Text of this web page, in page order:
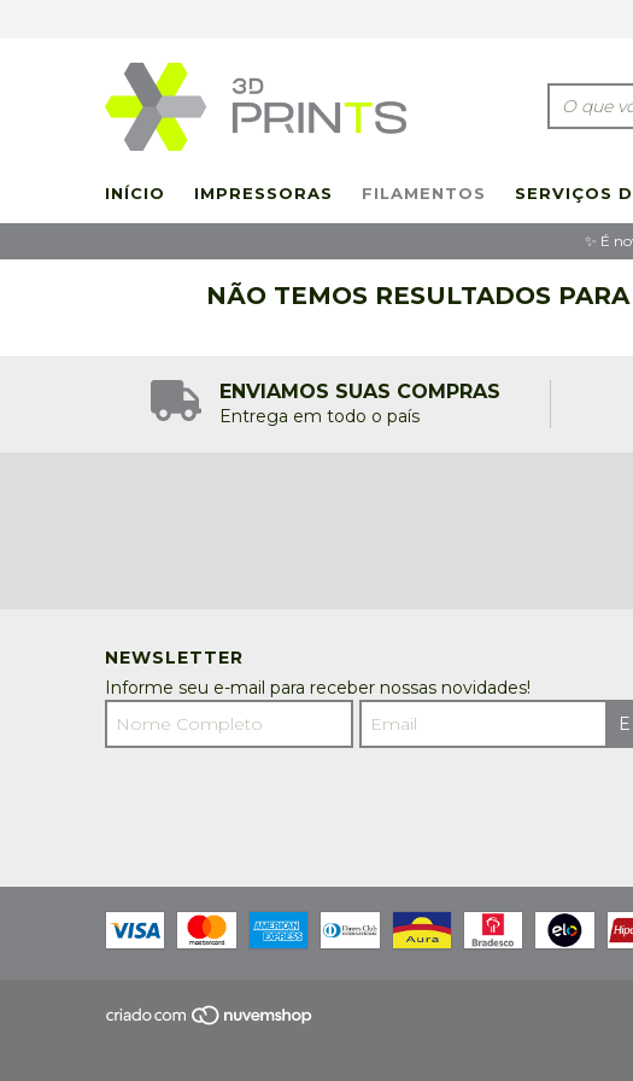
INÍCIO IMPRESSORAS FILAMENTOS SERVIÇOS
✨ É
NÃO TEMOS RESULTADOS
ENVIAMOS SUAS COMPRAS
Entrega em todo o país
NEWSLETTER
Informe seu e-mail para receber nossas novidades!